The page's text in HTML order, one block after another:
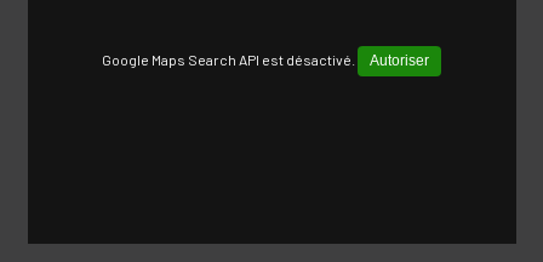
Google Maps Search API est désactivé. Autoriser